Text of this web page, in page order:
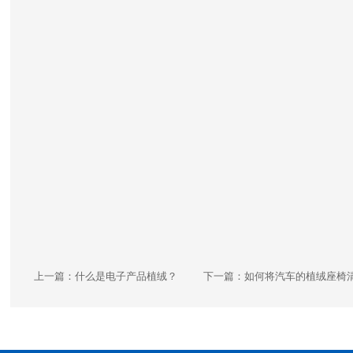
上一篇：什么是电子产品植绒？ 下一篇：如何将汽车的植绒座椅